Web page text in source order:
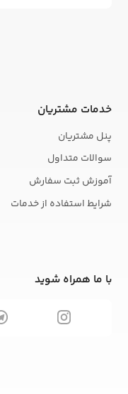
خدمات مشتریان
پنل مشتریان
سوالات متداول
آموزش ثبت سفارش
شرایط استفاده از خدمات
با ما همراه شوید